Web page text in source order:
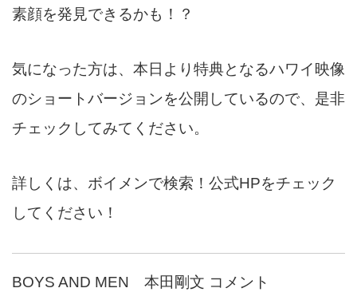
素顔を発見できるかも！？
気になった方は、本日より特典となるハワイ映像
のショートバージョンを公開しているので、是非
チェックしてみてください。
詳しくは、ボイメンで検索！公式HPをチェック
してください！
BOYS AND MEN 本田剛文 コメント